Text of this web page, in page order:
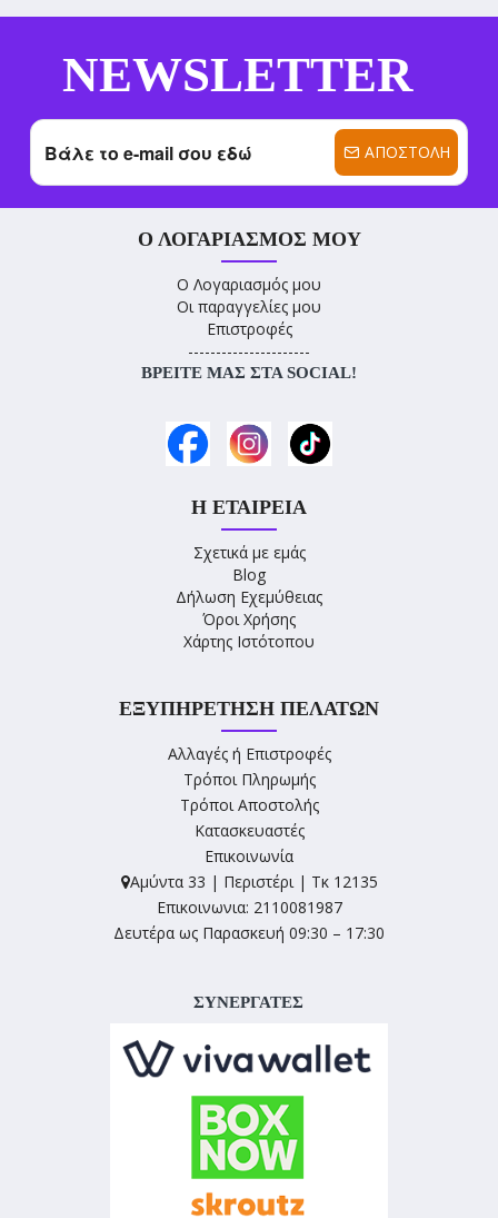
NEWSLETTER
ΑΠΟΣΤΟΛΉ
Ο ΛΟΓΑΡΙΑΣΜΌΣ ΜΟΥ
Ο Λογαριασμός μου
Οι παραγγελίες μου
Επιστροφές
----------------------
ΒΡΕΊΤΕ ΜΑΣ ΣΤΑ SOCIAL!
Η ΕΤΑΙΡΕΊΑ
Σχετικά με εμάς
Blog
Δήλωση Εχεμύθειας
Όροι Χρήσης
Χάρτης Ιστότοπου
ΕΞΥΠΗΡΈΤΗΣΗ ΠΕΛΑΤΏΝ
Αλλαγές ή Επιστροφές
Τρόποι Πληρωμής
Τρόποι Αποστολής
Κατασκευαστές
Επικοινωνία
Αμύντα 33 | Περιστέρι | Τκ 12135
Επικοινωνια: 2110081987
Δευτέρα ως Παρασκευή 09:30 – 17:30
ΣΥΝΕΡΓΑΤΕΣ